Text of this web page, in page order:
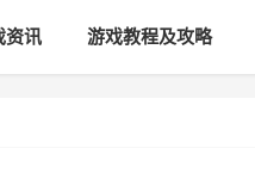
资讯 游戏教程及攻略